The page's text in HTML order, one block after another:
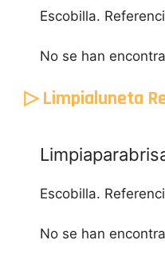
Escobilla.
No se han
▷ Limpialuneta
Escobilla.
No se han